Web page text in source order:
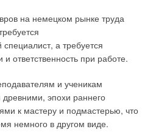
на немецком рынке труда
а требуется
ответственность при работе.
и ученикам
эпохи раннего
к мастеру и подмастерью, что
немного в другом виде.